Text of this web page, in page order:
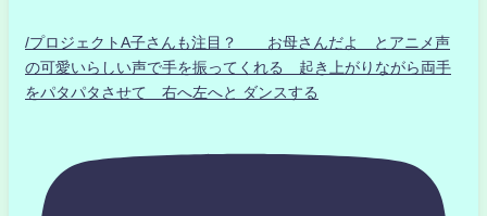
/プロジェクトA子さんも注目？ お母さんだよ とアニメ声
の可愛いらしい声で手を振ってくれる 起き上がりながら両手
をパタパタさせて 右へ左へと ダンスする